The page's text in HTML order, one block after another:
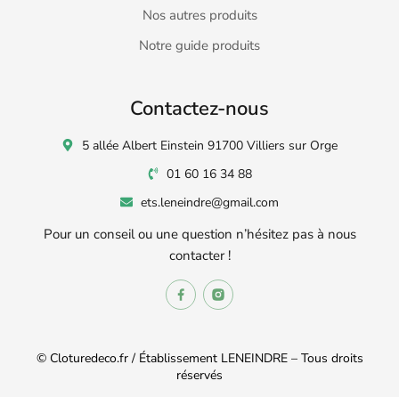
Nos autres produits
Notre guide produits
Contactez-nous
5 allée Albert Einstein 91700 Villiers sur Orge
01 60 16 34 88
ets.leneindre@gmail.com
Pour un conseil ou une question n’hésitez pas à nous
contacter !
© Cloturedeco.fr / Établissement LENEINDRE – Tous droits
réservés